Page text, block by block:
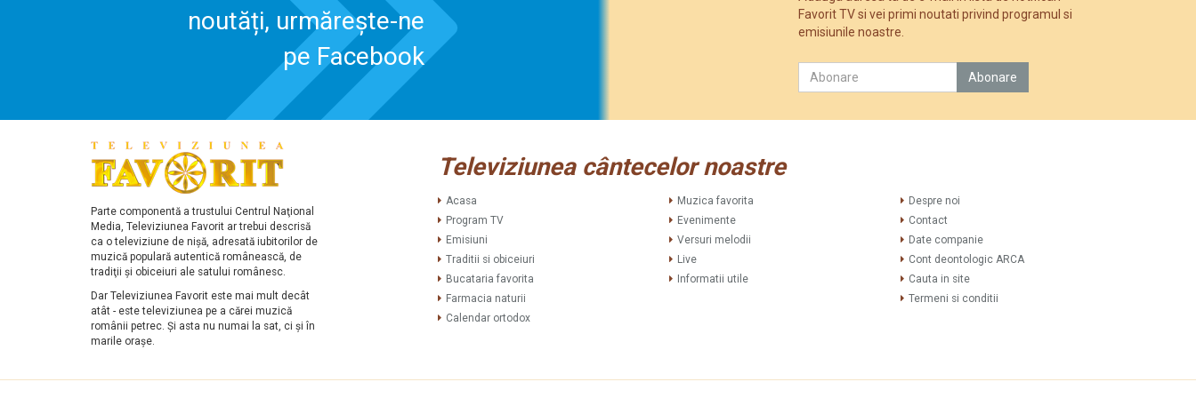
noutăți, urmărește-ne
pe Facebook
Favorit TV si vei primi noutati privind programul si
emisiunile noastre.
Parte componentă a trustului Centrul Naţional
Media, Televiziunea Favorit ar trebui descrisă
ca o televiziune de nişă, adresată iubitorilor de
muzică populară autentică românească, de
tradiţii şi obiceiuri ale satului românesc.
Dar Televiziunea Favorit este mai mult decât
atât - este televiziunea pe a cărei muzică
românii petrec. Şi asta nu numai la sat, ci şi în
marile oraşe.
Televiziunea cântecelor noastre
Acasa
Program TV
Emisiuni
Traditii si obiceiuri
Bucataria favorita
Farmacia naturii
Calendar ortodox
Muzica favorita
Evenimente
Versuri melodii
Live
Informatii utile
Despre noi
Contact
Date companie
Cont deontologic ARCA
Cauta in site
Termeni si conditii